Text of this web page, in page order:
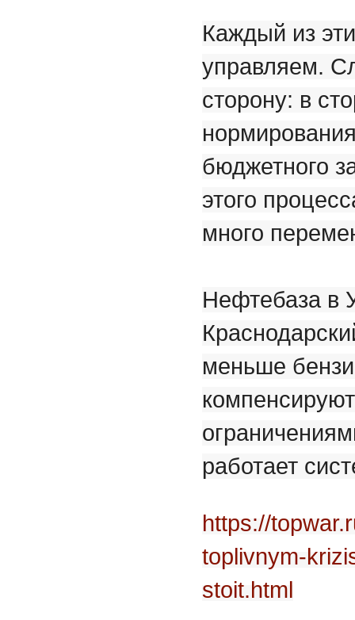
Каждый из
управляем.
сторону: в
бюджетного
этого
много
Нефтебаза в
меньше
работает
https://
toplivnym-
stoit.html